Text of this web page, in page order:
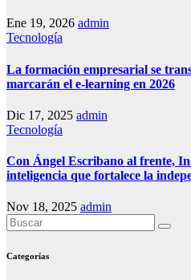
Ene 19, 2026 admin
Tecnología
La formación empresarial se
marcarán el e-learning en 2026
Dic 17, 2025 admin
Tecnología
Con Ángel Escribano al frente,
inteligencia que fortalece la
Nov 18, 2025 admin
Categorías